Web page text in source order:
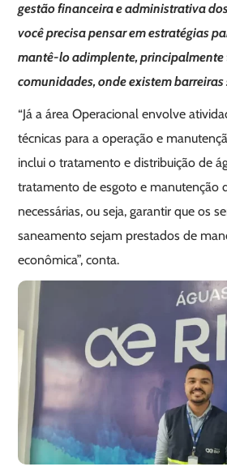
gestão financeira e administrativa
você precisa pensar em estratégias
mantê-lo adimplente,
comunidades, onde existem barreiras
“Já a área Operacional envolve
técnicas para a operação e
inclui o tratamento e distribuição de
tratamento de esgoto e manutenção
necessárias, ou seja, garantir que os
saneamento sejam prestados de
econômica”, conta.